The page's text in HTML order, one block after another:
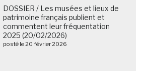
DOSSIER / Les musées et lieux de
patrimoine français publient et
commentent leur fréquentation
2025 (20/02/2026)
posté le 20 février 2026